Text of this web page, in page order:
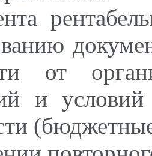
от
и